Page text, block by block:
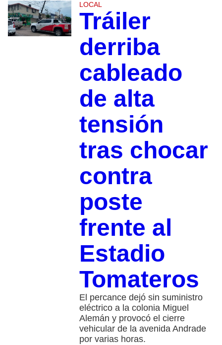
LOCAL
Tráiler
derriba
cableado
de alta
tensión
tras chocar
contra
poste
frente al
Estadio
Tomateros
El percance dejó sin suministro
eléctrico a la colonia Miguel
Alemán y provocó el cierre
vehicular de la avenida Andrade
por varias horas.